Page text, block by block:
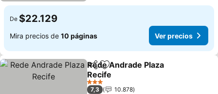
De $22.129
Mira precios de 10 páginas Ver precios
CompartirAgregar a favoritos
Rede Andrade Plaza
Recife
3 Estrellas
7,3
10.878